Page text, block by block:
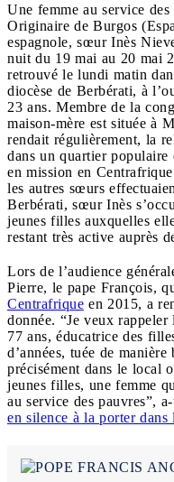
Une femme au service
Originaire de Burgos
espagnole, sœur Inès
nuit du 19 mai au 20 mai
retrouvé le lundi matin
diocèse de Berbérati, à
23 ans. Membre de la
maison-mère est située à
rendait régulièrement, la
dans un quartier populaire
en mission en
les autres sœurs
Berbérati, sœur Inès
jeunes filles auxquelles
restant très active auprès
Lors de l’audience
Pierre, le pape François,
Centrafrique en 2015, a
donnée. “Je veux
77 ans, éducatrice des
d’années, tuée de
précisément dans le local
jeunes filles, une femme
au service des pauvres”,
en silence à la porter dans